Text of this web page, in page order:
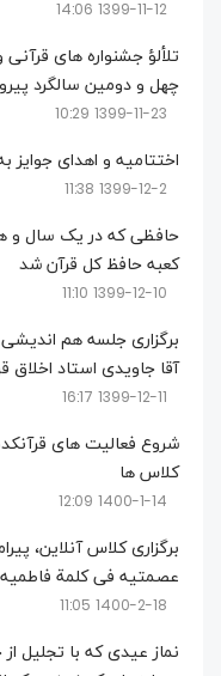
1399-11-12 14:06
تلألؤ جشنواره های قرآنی
چهل و دومین سالگرد
1399-11-23 10:29
اختتامیه و اهدای جوایز
1399-12-2 11:38
حافظی که در یک سال و
کعبه حافظ کل قرآن شد
1399-12-10 11:10
برگزاری جلسه هم
آقا جاویدی استاد اخلاق
1399-12-11 16:17
کلاس ها
1400-1-14 12:09
برگزاری کلاس
عصمتیه فی کلمة
1400-2-18 11:05
نماز عیدی که با تجلیل